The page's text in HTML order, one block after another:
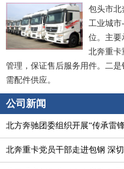
包头市北
工业城市
位。主要
北奔重卡
管理，保证售后服务用件。二
需配件供应。
公司新闻
北方奔驰团委组织开展“传承雷
团日系列活动
北奔重卡党员干部走进包钢 深